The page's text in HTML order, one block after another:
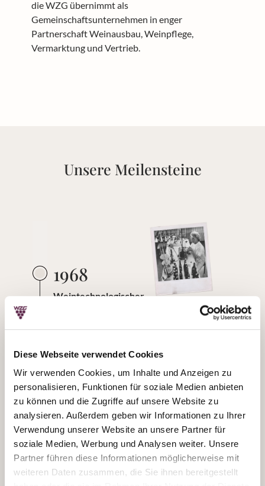
Diese Webseite verwendet Cookies
Wir verwenden Cookies, um Inhalte und Anzeigen zu
personalisieren, Funktionen für soziale Medien anbieten
zu können und die Zugriffe auf unsere Website zu
analysieren. Außerdem geben wir Informationen zu Ihrer
Verwendung unserer Website an unsere Partner für
soziale Medien, Werbung und Analysen weiter. Unsere
Partner führen diese Informationen möglicherweise mit
weiteren Daten zusammen, die Sie ihnen bereitgestellt
die WZG übernimmt als
Gemeinschaftsunternehmen in enger
Partnerschaft Weinausbau, Weinpflege,
Vermarktung und Vertrieb.
Unsere Meilensteine
1968
Weintechnologischer
Württembergs. Viele der damals
angewandten Methoden zur Analyse von
Weinen, Rebsorten und Weinhefen sind
heute noch aktuell.